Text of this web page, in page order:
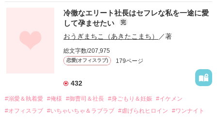
幼なじみの哲平に淡い恋心を抱いていた美桜。
しかし、ある出来事をきっかけに二人の関係は壊れてしまう。
関係修復もできないまま、美桜は両親の離婚によって
引っ越すことになり、哲平とも離れ離れになった。
それから約十二年後。
過去の傷から、二度と会いたくないと思っていた哲平に
運命のような再会を果たす。
冷徹なエリート社長はセフレな私を一途に愛
して孕ませたい
完
おうぎまちこ（あきたこまち） ／著
総文字数/207,975
恋愛(オフィスラブ) 179ページ
432
#溺愛＆執着愛 #俺様 #御曹司＆社長 #身ごもり＆妊娠 #イケメン
#オフィスラブ #いちゃいちゃ＆ラブラブ #虐げられヒロイン
#ワンナイト